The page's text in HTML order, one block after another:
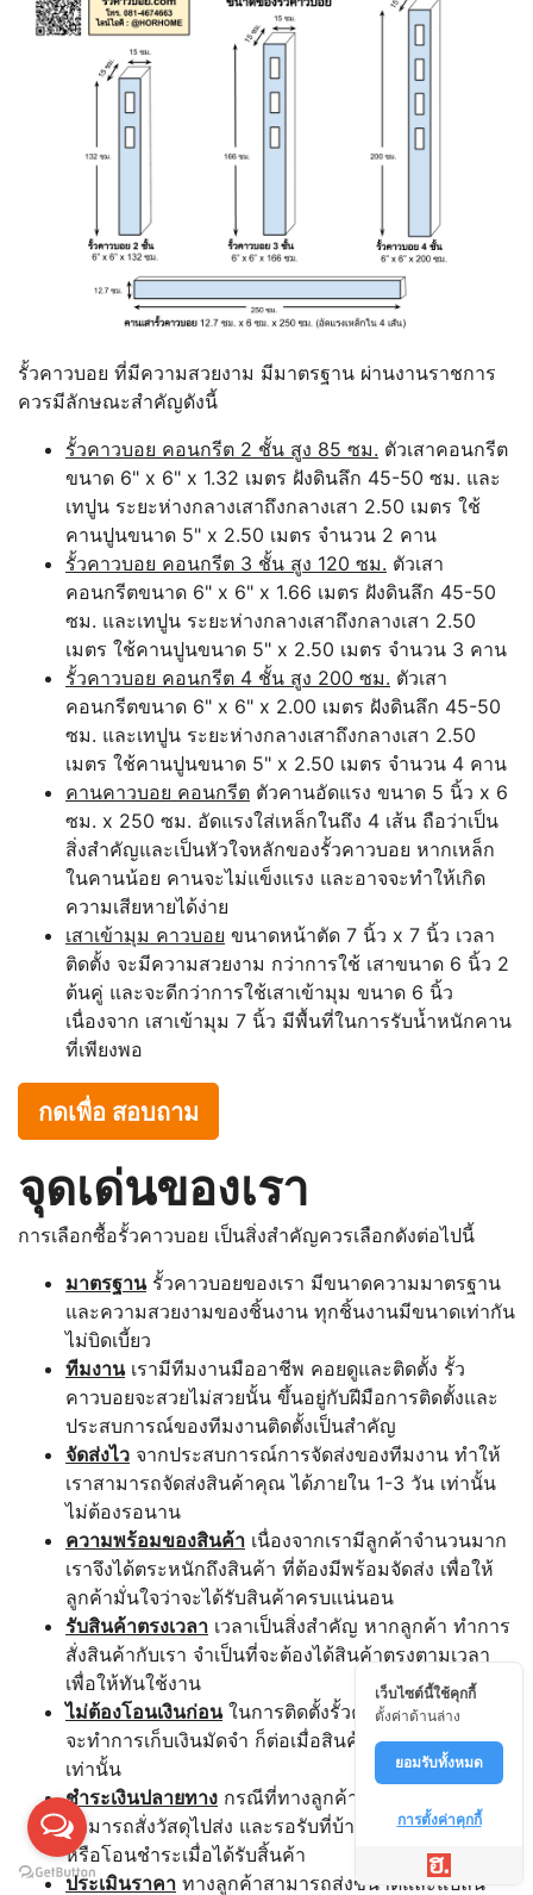
รั้วคาวบอย ที่มีความสวยงาม มีมาตรฐาน ผ่านงานราชการ
ควรมีลักษณะสำคัญดังนี้
รั้วคาวบอย คอนกรีต 2 ชั้น สูง 85 ซม. ตัวเสาคอนกรีต
ขนาด 6" x 6" x 1.32 เมตร ฝังดินลึก 45-50 ซม. และ
เทปูน ระยะห่างกลางเสาถึงกลางเสา 2.50 เมตร ใช้
คานปูนขนาด 5" x 2.50 เมตร จำนวน 2 คาน
รั้วคาวบอย คอนกรีต 3 ชั้น สูง 120 ซม. ตัวเสา
คอนกรีตขนาด 6" x 6" x 1.66 เมตร ฝังดินลึก 45-50
ซม. และเทปูน ระยะห่างกลางเสาถึงกลางเสา 2.50
เมตร ใช้คานปูนขนาด 5" x 2.50 เมตร จำนวน 3 คาน
รั้วคาวบอย คอนกรีต 4 ชั้น สูง 200 ซม. ตัวเสา
คอนกรีตขนาด 6" x 6" x 2.00 เมตร ฝังดินลึก 45-50
ซม. และเทปูน ระยะห่างกลางเสาถึงกลางเสา 2.50
เมตร ใช้คานปูนขนาด 5" x 2.50 เมตร จำนวน 4 คาน
คานคาวบอย คอนกรีต ตัวคานอัดแรง ขนาด 5 นิ้ว x 6
ซม. x 250 ซม. อัดแรงใส่เหล็กในถึง 4 เส้น ถือว่าเป็น
สิ่งสำคัญและเป็นหัวใจหลักของรั้วคาวบอย หากเหล็ก
ในคานน้อย คานจะไม่แข็งแรง และอาจจะทำให้เกิด
ความเสียหายได้ง่าย
เสาเข้ามุม คาวบอย ขนาดหน้าตัด 7 นิ้ว x 7 นิ้ว เวลา
ติดตั้ง จะมีความสวยงาม กว่าการใช้ เสาขนาด 6 นิ้ว 2
ต้นคู่ และจะดีกว่าการใช้เสาเข้ามุม ขนาด 6 นิ้ว
เนื่องจาก เสาเข้ามุม 7 นิ้ว มีพื้นที่ในการรับน้ำหนักคาน
ที่เพียงพอ
กดเพื่อ สอบถาม
จุดเด่นของเรา
การเลือกซื้อรั้วคาวบอย เป็นสิ่งสำคัญควรเลือกดังต่อไปนี้
มาตรฐานรั้วคาวบอยของเรา มีขนาดความมาตรฐาน
และความสวยงามของชิ้นงาน ทุกชิ้นงานมีขนาดเท่ากัน
ไม่บิดเบี้ยว
ทีมงานเรามีทีมงานมืออาชีพ คอยดูและติดตั้ง รั้ว
คาวบอยจะสวยไม่สวยนั้น ขึ้นอยู่กับฝีมือการติดตั้งและ
ประสบการณ์ของทีมงานติดตั้งเป็นสำคัญ
จัดส่งไว จากประสบการณ์การจัดส่งของทีมงาน ทำให้
เราสามารถจัดส่งสินค้าคุณ ได้ภายใน 1-3 วัน เท่านั้น
ไม่ต้องรอนาน
ความพร้อมของสินค้า เนื่องจากเรามีลูกค้าจำนวนมาก
เราจึงได้ตระหนักถึงสินค้า ที่ต้องมีพร้อมจัดส่ง เพื่อให้
ลูกค้ามั่นใจว่าจะได้รับสินค้าครบแน่นอน
รับสินค้าตรงเวลา เวลาเป็นสิ่งสำคัญ หากลูกค้า ทำการ
สั่งสินค้ากับเรา จำเป็นที่จะต้องได้สินค้าตรงตามเวลา
เพื่อให้ทันใช้งาน
ไม่ต้องโอนเงินก่อนในการติดตั้งรั้วคาวบอยนั้น ทางเรา
จะทำการเก็บเงินมัดจำ ก็ต่อเมื่อสินค้าถึงหน้างานแล้ว
เท่านั้น
ชำระเงินปลายทาง กรณีที่ทางลูกค้าต้องการติดตั้งเอง
สามารถสั่งวัสดุไปส่ง และรอรับที่บ้าน สามารถจ่ายเงิน
หรือโอนชำระเมื่อได้รับสิ้นค้า
ประเมินราคา ทางลูกค้าสามารถส่งขนาดและแปลน
เว็บไซต์นี้ใช้คุกกี้
ตั้งค่าด้านล่าง
ยอมรับทั้งหมด
การตั้งค่าคุกกี้